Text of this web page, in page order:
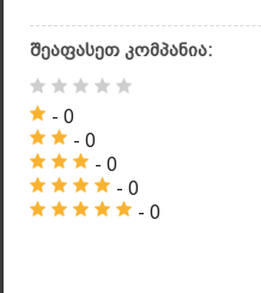
შეაფასეთ კომპანია:
- 0
- 0
- 0
- 0
- 0